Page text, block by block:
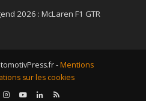
2026 : McLaren F1 GTR
-Mentions
sur les cookies